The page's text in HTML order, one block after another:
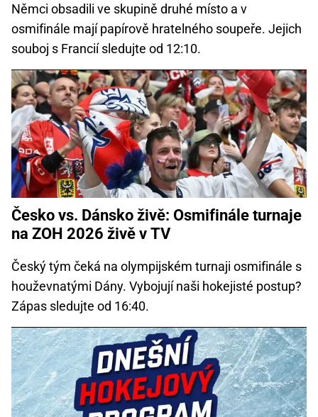
Němci obsadili ve skupině druhé místo a v
osmifinále mají papírově hratelného soupeře. Jejich
souboj s Francií sledujte od 12:10.
Česko vs. Dánsko živě: Osmifinále turnaje
na ZOH 2026 živě v TV
Český tým čeká na olympijském turnaji osmifinále s
houževnatými Dány. Vybojují naši hokejisté postup?
Zápas sledujte od 16:40.